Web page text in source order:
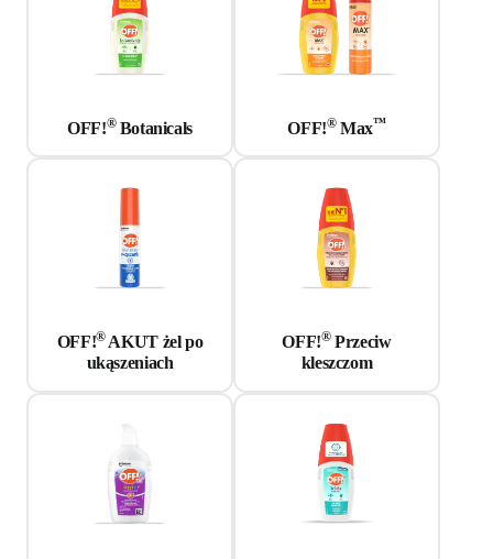
OFF!®Botanicals OFF!®Max™
OFF!®AKUT żel po
ukąszeniach
OFF!®Przeciw
kleszczom